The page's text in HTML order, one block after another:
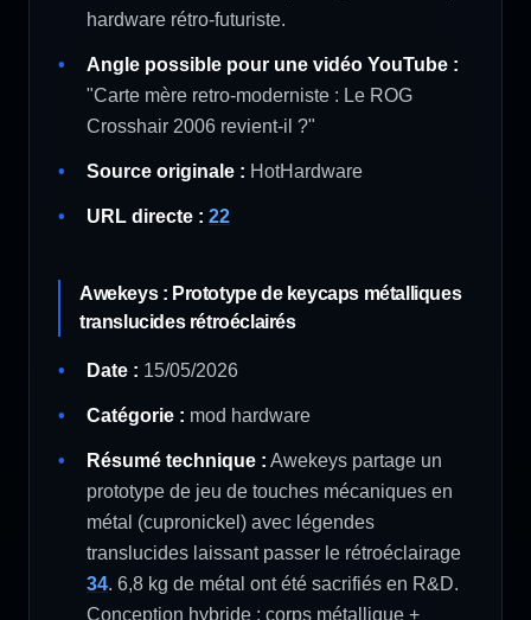
hardware rétro-futuriste.
Angle possible pour une vidéo YouTube :
"Carte mère retro-moderniste : Le ROG
Crosshair 2006 revient-il ?"
Source originale : HotHardware
URL directe : 22
Awekeys : Prototype de keycaps métalliques
translucides rétroéclairés
Date : 15/05/2026
Catégorie : mod hardware
Résumé technique : Awekeys partage un
prototype de jeu de touches mécaniques en
métal (cupronickel) avec légendes
translucides laissant passer le rétroéclairage
34. 6,8 kg de métal ont été sacrifiés en R&D.
Conception hybride : corps métallique +